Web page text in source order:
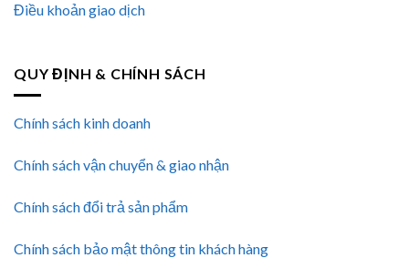
Điều khoản giao dịch
QUY ĐỊNH & CHÍNH SÁCH
Chính sách kinh doanh
Chính sách vận chuyển & giao nhận
Chính sách đổi trả sản phẩm
Chính sách bảo mật thông tin khách hàng